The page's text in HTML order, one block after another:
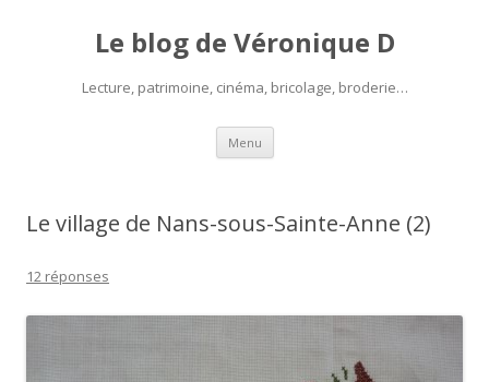
Le blog de Véronique D
Lecture, patrimoine, cinéma, bricolage, broderie…
Menu Aller
contenu
Le village de Nans-sous-Sainte-Anne (2)
12 réponses